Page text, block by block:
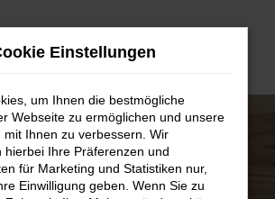
Einstellungen
um Ihnen die bestmögliche
Webseite zu ermöglichen und unsere
mit Ihnen zu verbessern. Wir
hierbei Ihre Präferenzen und
für Marketing und Statistiken nur,
Einwilligung geben. Wenn Sie zu